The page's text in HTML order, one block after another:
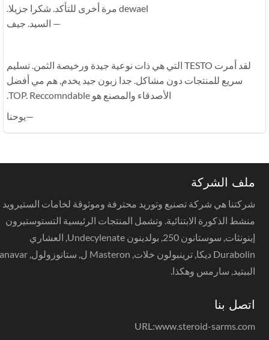
dewael مرة أخرى للتأكد. شكرا جزيلا.
— السيد. جيف
لقد أمرت TESTO التي هي ذات نوعية جيدة ورخيصة الثمن. تسليم
سريع للمنتجات دون مشاكل. جدا زبون جيد يخدم, هم مي أفضل
الأصدقاء والمصنع هو TOP. Reccomndable.
—يوحنا
ملف الشركة
شركتنا هي شركة تصنيع وتوريد محترفة وموثوقة لخامات الستيرويد
منشط الذكورة الابتنائية. وتشمل المنتجات الرئيسية التستوستيرون
إينونثات, سوستانون 250, بولدينون Undecylenate, العشاري
Durabolin ديكا, ترينبولون خلات, Masteron ل, ستانوزولول, anavar,
الببتيد, سارمس وهكذا.
اتصل بنا
URL:www.steroid-sarms.com